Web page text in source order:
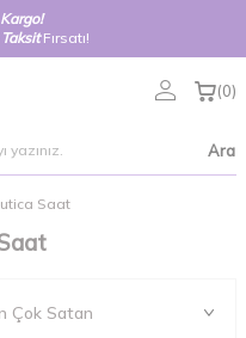
Fırsatı!
Ara
(0)
Saat